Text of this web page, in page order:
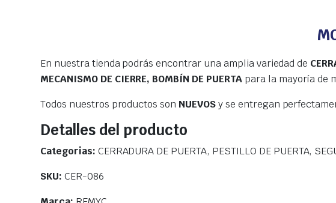
En nuestra tienda podrás encontrar una amplia variedad de
MECANISMO DE CIERRE, BOMBÍN DE PUERTApara la mayoría de
Todos nuestros productos son NUEVOSy se entregan
Detalles del producto
Categorias: CERRADURA DE PUERTA, PESTILLO DE PUERTA,
SKU: CER-086